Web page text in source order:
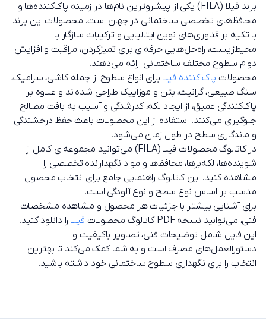
برند فیلا (FILA) یکی از پیشروترین نام‌ها در زمینه پاک‌کننده‌ها و
محافظ‌های تخصصی ساختمانی در جهان است. محصولات این برند
با تکیه بر فناوری‌های نوین ایتالیایی و ترکیبات سازگار با
محیط‌زیست، راه‌حل‌هایی حرفه‌ای برای تمیزکردن، مراقبت و افزایش
دوام سطوح مختلف ساختمانی ارائه می‌دهند.
محصولات پاک کننده فیلا برای انواع سطوح از جمله کاشی، سرامیک،
سنگ طبیعی، گرانیت، بتن و موزاییک طراحی شده‌اند و علاوه بر
پاک‌کنندگی عمیق، از ایجاد لکه، کدرشدگی و آسیب به بافت مصالح
جلوگیری می‌کنند. استفاده از این محصولات باعث حفظ درخشندگی
و ماندگاری سطح در طول زمان می‌شود.
در کاتالوگ محصولات فیلا (FILA) می‌توانید مجموعه‌ای کامل از
شوینده‌ها، لکه‌برها، محافظ‌ها و مواد نگهدارنده تخصصی را
مشاهده کنید. این کاتالوگ راهنمایی جامع برای انتخاب محصول
مناسب بر اساس نوع سطح و نوع آلودگی است.
برای آشنایی بیشتر با جزئیات هر محصول و مشاهده مشخصات
فنی، می‌توانید نسخه PDF کاتالوگ محصولات
فیلا را دانلود کنید.
این فایل شامل توضیحات فنی، تصاویر باکیفیت و
دستورالعمل‌های مصرف است و به شما کمک می‌کند تا بهترین
انتخاب را برای نگهداری سطوح ساختمانی خود داشته باشید.